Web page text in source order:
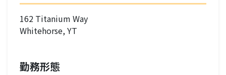
162 Titanium Way
Whitehorse, YT
勤務形態